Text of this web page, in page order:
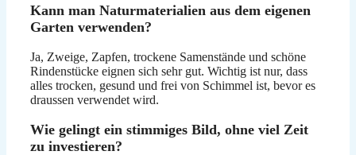
Kann man Naturmaterialien aus dem eigenen
Garten verwenden?
Ja, Zweige, Zapfen, trockene Samenstände und schöne
Rindenstücke eignen sich sehr gut. Wichtig ist nur, dass
alles trocken, gesund und frei von Schimmel ist, bevor es
draussen verwendet wird.
Wie gelingt ein stimmiges Bild, ohne viel Zeit
zu investieren?